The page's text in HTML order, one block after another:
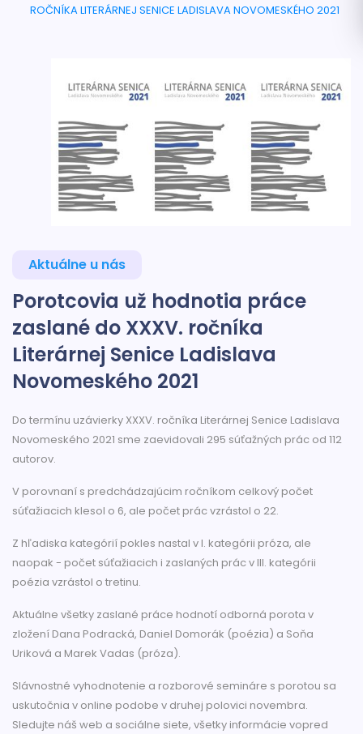
ROČNÍKA LITERÁRNEJ SENICE LADISLAVA NOVOMESKÉHO 2021
Aktuálne u nás
Porotcovia už hodnotia práce
zaslané do XXXV. ročníka
Literárnej Senice Ladislava
Novomeského 2021
Do termínu uzávierky XXXV. ročníka Literárnej Senice Ladislava
Novomeského 2021 sme zaevidovali 295 súťažných prác od 112
autorov.
V porovnaní s predchádzajúcim ročníkom celkový počet
súťažiacich klesol o 6, ale počet prác vzrástol o 22.
Z hľadiska kategórií pokles nastal v I. kategórii próza, ale
naopak - počet súťažiacich i zaslaných prác v III. kategórii
poézia vzrástol o tretinu.
Aktuálne všetky zaslané práce hodnotí odborná porota v
zložení Dana Podracká, Daniel Domorák (poézia) a Soňa
Uriková a Marek Vadas (próza).
Slávnostné vyhodnotenie a rozborové semináre s porotou sa
uskutočnia v online podobe v druhej polovici novembra.
Sledujte náš web a sociálne siete, všetky informácie vopred